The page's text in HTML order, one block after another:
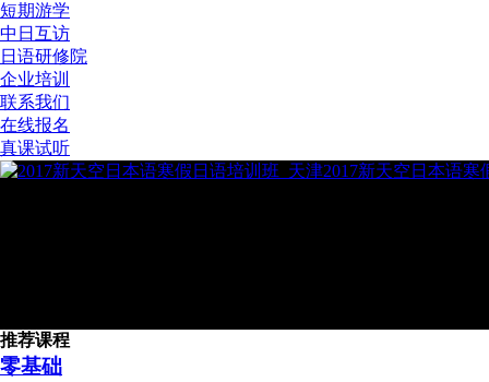
短期游学
中日互访
日语研修院
企业培训
联系我们
在线报名
真课试听
2017新天空日本语寒
推荐课程
零基础